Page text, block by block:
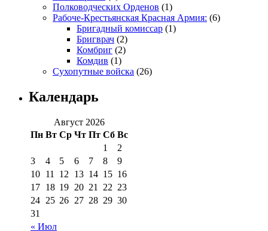
Полководческих Орденов (1)
Рабоче-Крестьянская Красная Армия: (6)
Бригадный комиссар (1)
Бригврач (2)
Комбриг (2)
Комдив (1)
Сухопутные войска (26)
Календарь
Август 2026
Пн Вт Ср Чт Пт Сб Вс
« Июл
1
2
3
4 5 6 7 8
9
10 11 12 13 14 15 16
17 18 19 20 21 22 23
24 25 26 27 28 29 30
31